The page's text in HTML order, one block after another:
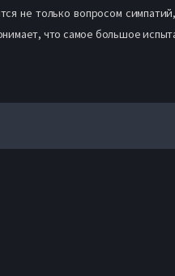
не только вопросом
что самое большое